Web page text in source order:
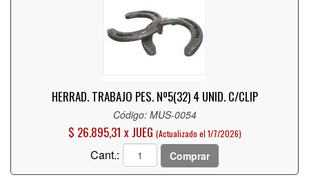
HERRAD. TRABAJO PES. Nº5(32) 4 UNID. C/CLIP
Código: MUS-0054
$ 26.895,31 x JUEG (Actualizado el 1/7/2026)
Cant.: Comprar